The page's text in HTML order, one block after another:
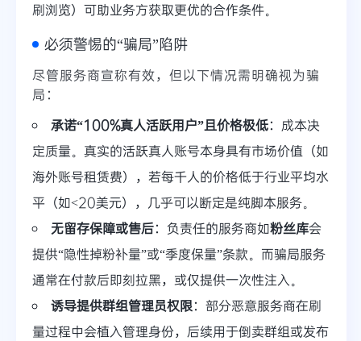
刷浏览）可助业务方获取更优的合作条件。
必须警惕的“骗局”陷阱
尽管服务商宣称有效，但以下情况需明确视为骗
局：
承诺“100%真人活跃用户”且价格极低：成本决
定质量。真实的活跃真人账号本身具有市场价值（如
海外账号租赁费），若每千人的价格低于行业平均水
平（如<20美元），几乎可以断定是纯脚本服务。
无留存保障或售后：负责任的服务商如粉丝库会
提供“隐性掉粉补量”或“季度保量”条款。而骗局服务
通常在付款后即刻拉黑，或仅提供一次性注入。
诱导提供群组管理员权限：部分恶意服务商在刷
量过程中会植入管理身份，后续用于倒卖群组或发布